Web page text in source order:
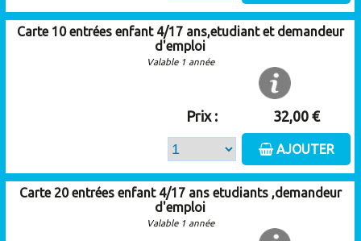
Carte 10 entrées enfant 4/17 ans,etudiant et demandeur
d'emploi
Valable 1 année
Prix : 32,00 €
AJOUTER
Carte 20 entrées enfant 4/17 ans etudiants ,demandeur
d'emploi
Valable 1 année